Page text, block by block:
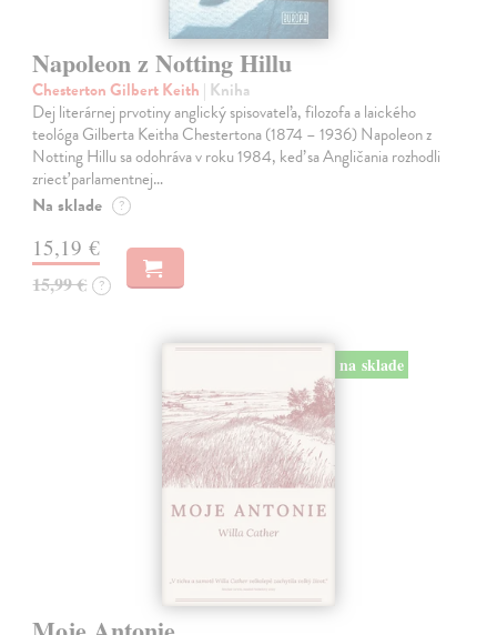
Napoleon z Notting Hillu
Chesterton Gilbert Keith | Kniha
Dej literárnej prvotiny anglický spisovateľa, filozofa a laického
teológa Gilberta Keitha Chestertona (1874 – 1936) Napoleon z
Notting Hillu sa odohráva v roku 1984, keď sa Angličania rozhodli
zriecť parlamentnej…
Na sklade ?
15,19 €
15,99 € ?
na sklade